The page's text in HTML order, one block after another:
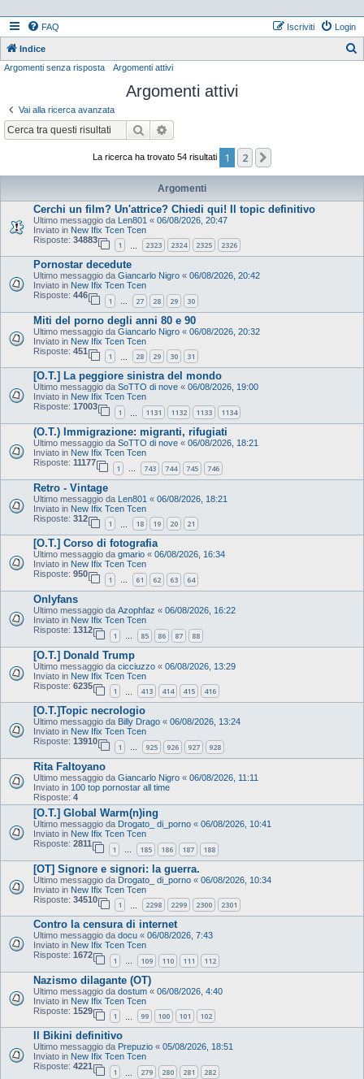
FAQ Login
Iscriviti
Indice
Argomenti senza risposta Argomenti attivi
Argomenti attivi
Vai alla ricerca avanzata
Cerca
La ricerca ha trovato 54 risultati 1 2
Argomenti
Cerchi un film? Un'attrice? Chiedi qui! Il topic definitivo
Ultimo messaggio da Len801 « 06/08/2026, 20:47
Inviato in New Ifix Tcen Tcen
Risposte: 34883
1 2323 2324 2325 2326
Pornostar decedute
Ultimo messaggio da Giancarlo Nigro « 06/08/2026, 20:42
Inviato in New Ifix Tcen Tcen
Risposte: 446
1 … 27 28 29 30
Miti del porno degli anni 80 e 90
Ultimo messaggio da Giancarlo Nigro « 06/08/2026, 20:32
Inviato in New Ifix Tcen Tcen
Risposte: 451
1 28 29 30 31
[O.T.] La peggiore sinistra del mondo
Ultimo messaggio da SoTTO di nove « 06/08/2026, 19:00
Inviato in New Ifix Tcen Tcen
Risposte: 17003
1 1131 1132 1133 1134
(O.T.) Immigrazione: migranti, rifugiati
Ultimo messaggio da SoTTO di nove « 06/08/2026, 18:21
Inviato in New Ifix Tcen Tcen
Risposte: 11177
1 … 743 744 745 746
Retro - Vintage
Ultimo messaggio da Len801 « 06/08/2026, 18:21
Inviato in New Ifix Tcen Tcen
Risposte: 312
1 18 19 20 21
[O.T.] Corso di fotografia
Ultimo messaggio da gmario « 06/08/2026, 16:34
Inviato in New Ifix Tcen Tcen
Risposte: 950
1 … 61 62 63 64
Onlyfans
Ultimo messaggio da Azophfaz « 06/08/2026, 16:22
Inviato in New Ifix Tcen Tcen
Risposte: 1312
1 … 85 86 87 88
[O.T.] Donald Trump
Ultimo messaggio da cicciuzzo « 06/08/2026, 13:29
Inviato in New Ifix Tcen Tcen
Risposte: 6235
1 413 414 415 416
[O.T.]Topic necrologio
Ultimo messaggio da Billy Drago « 06/08/2026, 13:24
Inviato in New Ifix Tcen Tcen
Risposte: 13910
1 … 925 926 927 928
Rita Faltoyano
Ultimo messaggio da Giancarlo Nigro « 06/08/2026, 11:11
Inviato in 100 top pornostar all time
Risposte: 4
[O.T.] Global Warm(n)ing
Ultimo messaggio da Drogato_ di_porno « 06/08/2026, 10:41
Inviato in New Ifix Tcen Tcen
Risposte: 2811
1 … 185 186 187 188
[OT] Signore e signori: la guerra.
Ultimo messaggio da Drogato_ di_porno « 06/08/2026, 10:34
Inviato in New Ifix Tcen Tcen
Risposte: 34510
1 2298 2299 2300 2301
Contro la censura di internet
Ultimo messaggio da docu « 06/08/2026, 7:43
Inviato in New Ifix Tcen Tcen
Risposte: 1672
1 … 109 110 111 112
Nazismo dilagante (OT)
Ultimo messaggio da dostum « 06/08/2026, 4:40
Inviato in New Ifix Tcen Tcen
Risposte: 1529
1 99 100 101 102
Il Bikini definitivo
Ultimo messaggio da Prepuzio « 05/08/2026, 18:51
Inviato in New Ifix Tcen Tcen
Risposte: 4221
1 279 280 281 282